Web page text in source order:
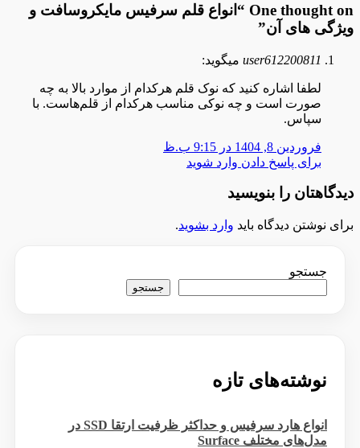
One thought on “
انواع قلم سرفیس مایکروسافت و
ویژگی های آن”
user612200811 میگوید:
لطفا اشاره کنید که نوک قلم هرکدام از موارد بالا به چه
صورت است و چه نوکی مناسب هرکدام از قلم‌هاست. با
سپاس.
فروردین 8, 1404 در 9:15 ب.ظ
برای پاسخ دادن وارد شوید
دیدگاهتان را بنویسید
برای نوشتن دیدگاه باید وارد بشوید.
جستجو
جستجو
نوشته‌های تازه
انواع هارد سرفیس و حداکثر ظرفیت ارتقا SSD در
مدل‌های مختلف Surface